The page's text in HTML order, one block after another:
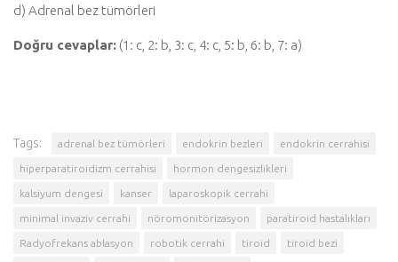
d) Adrenal bez tümörleri
Doğru cevaplar: (1: c, 2: b, 3: c, 4: c, 5: b, 6: b, 7: a)
Tags: adrenal bez tümörleri endokrin bezleri endokrin cerrahisi
hiperparatiroidizm cerrahisi hormon dengesizlikleri
kalsiyum dengesi kanser laparoskopik cerrahi
minimal invaziv cerrahi nöromonitörizasyon paratiroid hastalıkları
Radyofrekans ablasyon robotik cerrahi tiroid tiroid bezi